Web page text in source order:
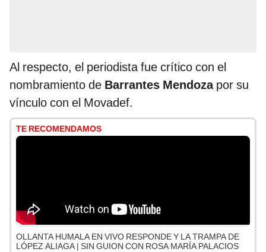
Al respecto, el periodista fue crítico con el
nombramiento de Barrantes Mendozapor su
vínculo con el Movadef.
TE RECOMENDAMOS
OLLANTA HUMALA EN VIVO RESPONDE Y LA TRAMPA DE
LÓPEZ ALIAGA | SIN GUION CON ROSA MARÍA PALACIOS